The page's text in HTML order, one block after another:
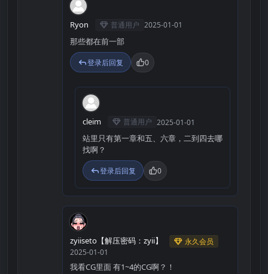
R
Ryon 普通用户 2025-01-01
那些都在前一部
登录后回复 0
C
cleim 普通用户 2025-01-01
站里只有第一章和五、六章，二到四去哪
找啊？
登录后回复 0
Z
zyiiseto【解压密码：zyii】
永久会员
2025-01-01
我看CG里面 有1~4的CG啊？！